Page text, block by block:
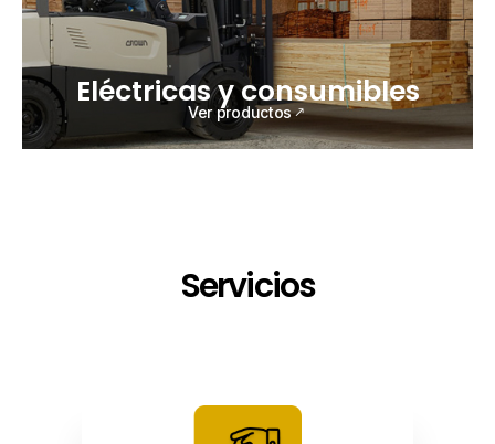
Eléctricas y consumibles
Ver productos
Servicios